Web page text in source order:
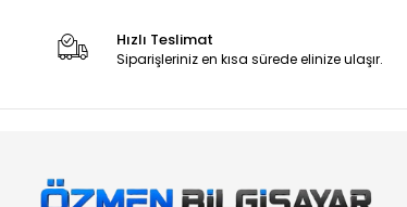
Hızlı Teslimat
Siparişleriniz en kısa sürede elinize ulaşır.